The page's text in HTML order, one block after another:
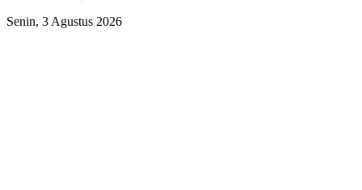
Senin, 3 Agustus 2026